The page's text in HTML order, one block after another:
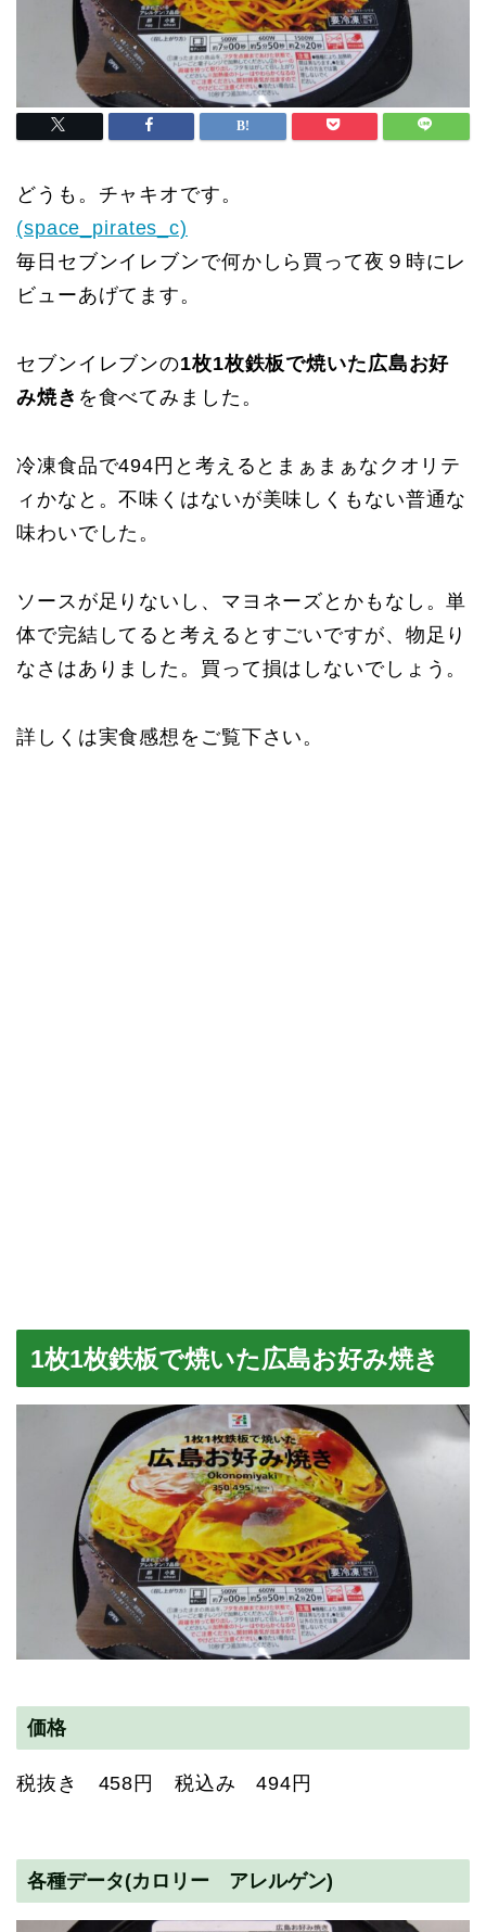
どうも。チャキオです。
(space_pirates_c)
毎日セブンイレブンで何かしら買って夜９時にレ
ビューあげてます。
セブンイレブンの1枚1枚鉄板で焼いた広島お好
み焼き を食べてみました。
冷凍食品で494円と考えるとまぁまぁなクオリテ
ィかなと。不味くはないが美味しくもない普通な
味わいでした。
ソースが足りないし、マヨネーズとかもなし。単
体で完結してると考えるとすごいですが、物足り
なさはありました。買って損はしないでしょう。
詳しくは実食感想をご覧下さい。
1枚1枚鉄板で焼いた広島お好み焼き
価格
税抜き 458円 税込み 494円
各種データ(カロリー アレルゲン)